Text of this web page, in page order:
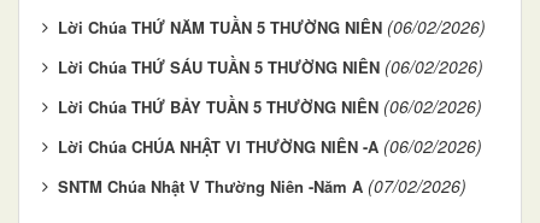
Lời Chúa THỨ NĂM TUẦN 5 THƯỜNG NIÊN (06/02/2026)
Lời Chúa THỨ SÁU TUẦN 5 THƯỜNG NIÊN (06/02/2026)
Lời Chúa THỨ BẢY TUẦN 5 THƯỜNG NIÊN (06/02/2026)
Lời Chúa CHÚA NHẬT VI THƯỜNG NIÊN -A (06/02/2026)
SNTM Chúa Nhật V Thường Niên -Năm A (07/02/2026)